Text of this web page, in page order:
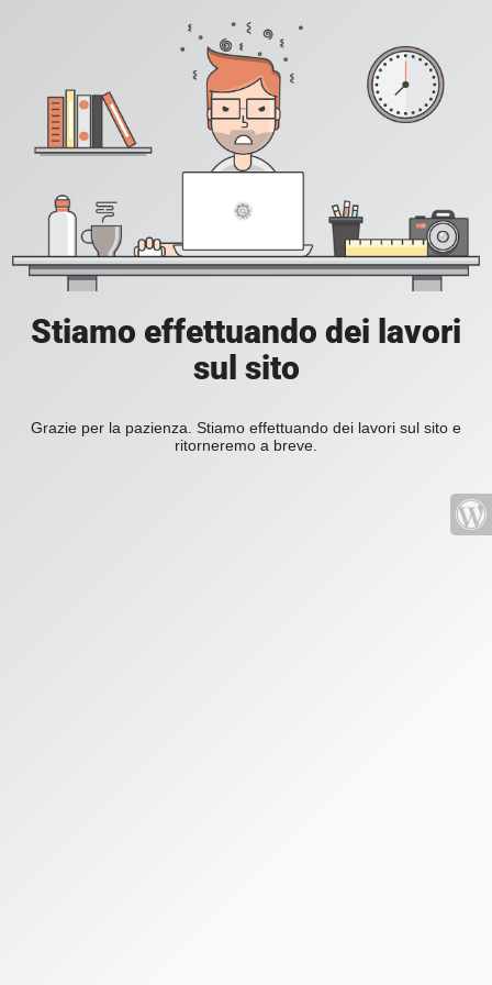
Stiamo effettuando dei lavori
sul sito
Grazie per la pazienza. Stiamo effettuando dei lavori sul sito e
ritorneremo a breve.